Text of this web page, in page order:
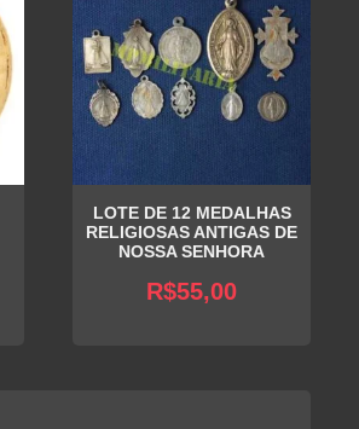
LOTE DE 12 MEDALHAS
RELIGIOSAS ANTIGAS DE
NOSSA SENHORA
R$55,00